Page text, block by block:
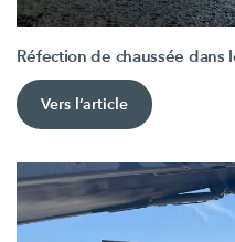
Réfection de chaussée
Vers l’article